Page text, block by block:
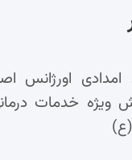
۵ واحد امدادی
خدمات درمانی